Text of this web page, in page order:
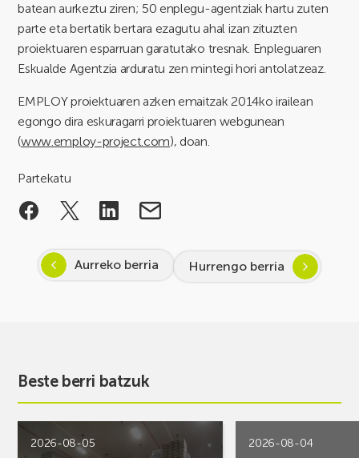
batean aurkeztu ziren; 50 enplegu-agentziak hartu zuten
parte eta bertatik bertara ezagutu ahal izan zituzten
proiektuaren esparruan garatutako tresnak. Enpleguaren
Eskualde Agentzia arduratu zen mintegi hori antolatzeaz.
EMPLOY proiektuaren azken emaitzak 2014ko irailean
egongo dira eskuragarri proiektuaren webgunean
(www.employ-project.com), doan.
Partekatu
Aurreko berria Hurrengo berria
Beste berri batzuk
2026-08-05 2026-08-04